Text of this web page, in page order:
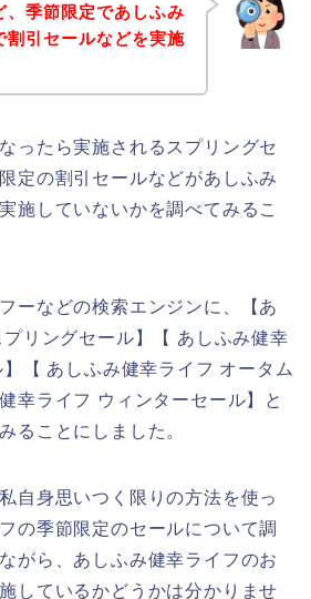
、季節限定であしふみ
割引セールなどを実施
ったら実施されるスプリングセ
定の割引セールなどがあしふみ
施していないかを調べてみるこ
ーなどの検索エンジンに、【あ
リングセール】【 あしふみ健幸
【 あしふみ健幸ライフ オータム
幸ライフ ウィンターセール】と
ることにしました。
自身思いつく限りの方法を使っ
の季節限定のセールについて調
がら、あしふみ健幸ライフのお
しているかどうかは分かりませ